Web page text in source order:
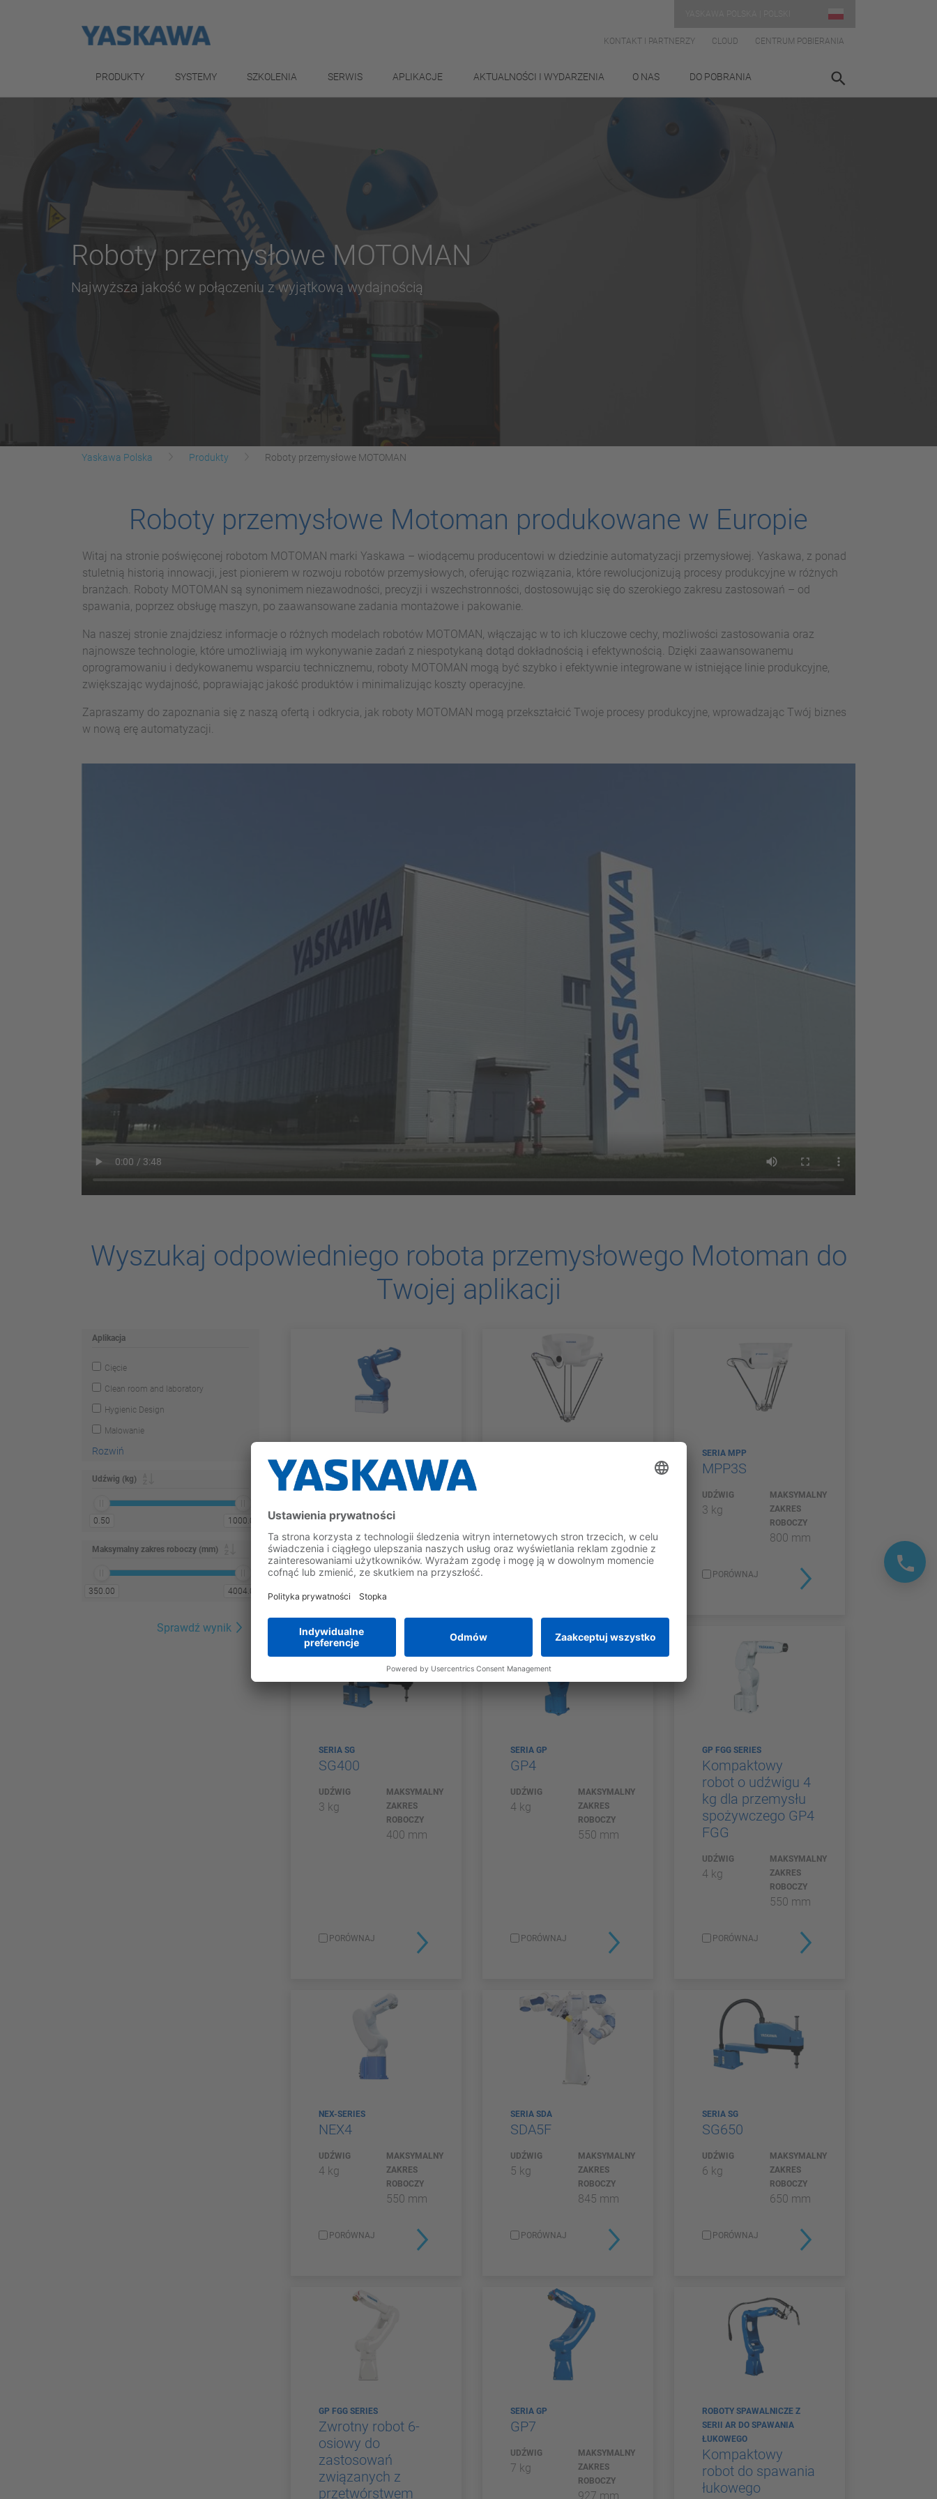
KONTAKT I PARTNERZY CLOUD CENTRUM POBIERANIA
PRODUKTY SYSTEMY SZKOLENIA SERWIS APLIKACJE AKTUALNOŚCI I WYDARZENIA O NAS DO POBRANIA
Roboty przemysłowe MOTOMAN
Najwyższa jakość w połączeniu z wyjątkową wydajnością
Yaskawa Polska Produkty Roboty przemysłowe MOTOMAN
Roboty przemysłowe Motoman produkowane w Europie
Witaj na stronie poświęconej robotom MOTOMAN marki Yaskawa – wiodącemu producentowi w dziedzinie automatyzacji przemysłowej. Yaskawa, z ponad
stuletnią historią innowacji, jest pionierem w rozwoju robotów przemysłowych, oferując rozwiązania, które rewolucjonizują procesy produkcyjne w różnych
branżach. Roboty MOTOMAN są synonimem niezawodności, precyzji i wszechstronności, dostosowując się do szerokiego zakresu zastosowań – od
spawania, poprzez obsługę maszyn, po zaawansowane zadania montażowe i pakowanie.
Na naszej stronie znajdziesz informacje o różnych modelach robotów MOTOMAN, włączając w to ich kluczowe cechy, możliwości zastosowania oraz
najnowsze technologie, które umożliwiają im wykonywanie zadań z niespotykaną dotąd dokładnością i efektywnością. Dzięki zaawansowanemu
oprogramowaniu i dedykowanemu wsparciu technicznemu, roboty MOTOMAN mogą być szybko i efektywnie integrowane w istniejące linie produkcyjne,
zwiększając wydajność, poprawiając jakość produktów i minimalizując koszty operacyjne.
Zapraszamy do zapoznania się z naszą ofertą i odkrycia, jak roboty MOTOMAN mogą przekształcić Twoje procesy produkcyjne, wprowadzając Twój biznes
w nową erę automatyzacji.
Wyszukaj odpowiedniego robota przemysłowego Motoman do
Twojej aplikacji
Aplikacja
Cięcie
Clean room and laboratory
Hygienic Design
Malowanie
Rozwiń
Udźwig (kg)
0.50 1000.00
Maksymalny zakres roboczy (mm)
350.00 4004.00
Sprawdź wynik
MotoMINI
0,5 kg
ZAKRES
350 mm
PORÓWNAJ
1 300 mm
SERIA MPP
MPP3S
UDŹWIG
3 kg
MAKSYMALNY
ZAKRES
ROBOCZY
800 mm
PORÓWNAJ
SERIA SG
SG400
UDŹWIG
3 kg
MAKSYMALNY
ZAKRES
ROBOCZY
400 mm
PORÓWNAJ
SERIA GP
GP4
UDŹWIG
4 kg
MAKSYMALNY
ZAKRES
ROBOCZY
550 mm
PORÓWNAJ
GP FGG SERIES
Kompaktowy
robot o udźwigu 4
kg dla przemysłu
spożywczego GP4
FGG
UDŹWIG
4 kg
MAKSYMALNY
ZAKRES
ROBOCZY
550 mm
PORÓWNAJ
NEX-SERIES
NEX4
UDŹWIG
4 kg
MAKSYMALNY
ZAKRES
ROBOCZY
550 mm
PORÓWNAJ
SERIA SDA
SDA5F
UDŹWIG
5 kg
MAKSYMALNY
ZAKRES
ROBOCZY
845 mm
PORÓWNAJ
SERIA SG
SG650
UDŹWIG
6 kg
MAKSYMALNY
ZAKRES
ROBOCZY
650 mm
PORÓWNAJ
GP FGG SERIES
Zwrotny robot 6-
osiowy do
zastosowań
związanych z
przetwórstwem
SERIA GP
GP7
UDŹWIG
7 kg
MAKSYMALNY
ZAKRES
ROBOCZY
927 mm
ROBOTY SPAWALNICZE Z
SERII AR DO SPAWANIA
ŁUKOWEGO
Kompaktowy
robot do spawania
łukowego